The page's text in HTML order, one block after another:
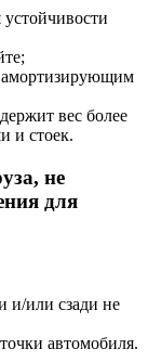
амортизирующим
вес более
и стоек.
не
для
и/или сзади не
автомобиля.